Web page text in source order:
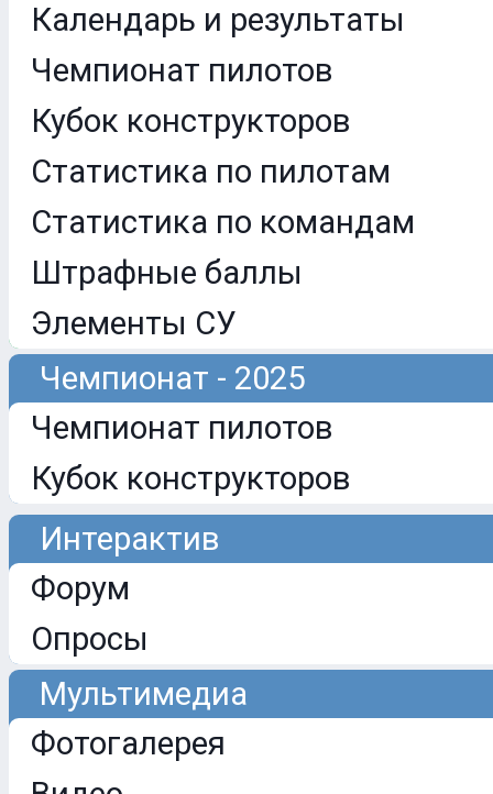
Календарь и результаты
Чемпионат пилотов
Кубок конструкторов
Статистика по пилотам
Статистика по командам
Штрафные баллы
Элементы СУ
Чемпионат - 2025
Чемпионат пилотов
Кубок конструкторов
Интерактив
Форум
Опросы
Мультимедиа
Фотогалерея